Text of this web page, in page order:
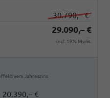
30.790,– €
29.090,– €
incl. 19% MwSt.
Jahreszins
20.390,– €